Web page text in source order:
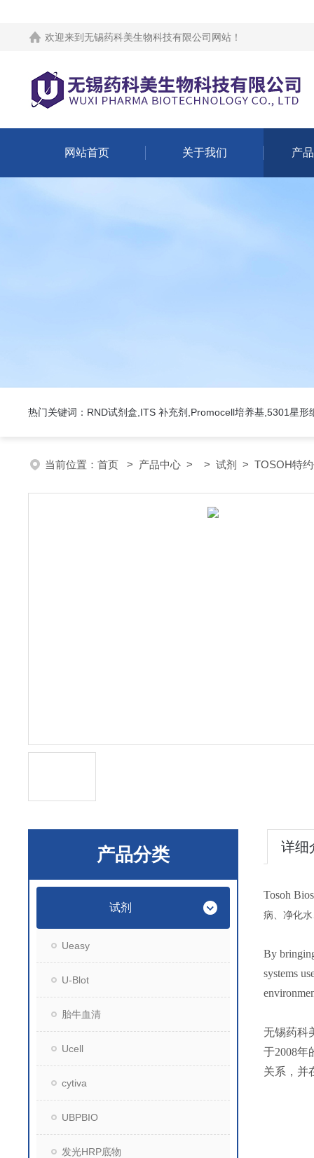
欢迎来到 无锡药科美生物科技有限公司网站 ！
网站首页 关于我们 产
热门关键词：RND试剂盒,ITS 补充剂,Promocell培养基,5301星形
当前位置： 首页 > 产品中心 > > 试剂 > TOSOH特
产品分类
试剂
Ueasy
U-Blot
胎牛血清
Ucell
cytiva
UBPBIO
发光HRP底物
详细
Tosoh
病、净化
By
systems
无锡药科
于2008年
关系，并